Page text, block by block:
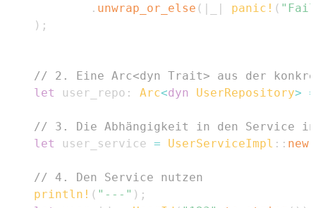
. unwrap_or_else ( | | panic! (
) ;
// 2. Eine Arc<dyn Trait> aus der
let
user_repo : Arc<dyn UserRepository> =
// 3. Die Abhängigkeit in den Service
let
user_service = UserServiceImpl :: new
// 4. Den Service nutzen
println! ( "---" ) ;